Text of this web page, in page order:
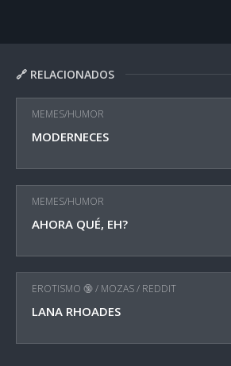
🔗 RELACIONADOS
MEMES/HUMOR
MODERNECES
MEMES/HUMOR
AHORA QUÉ, EH?
EROTISMO 🔞/ MOZAS/ REDDIT
LANA RHOADES